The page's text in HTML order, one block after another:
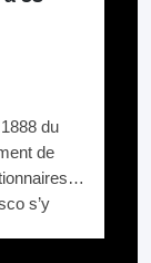
du
de
s’y